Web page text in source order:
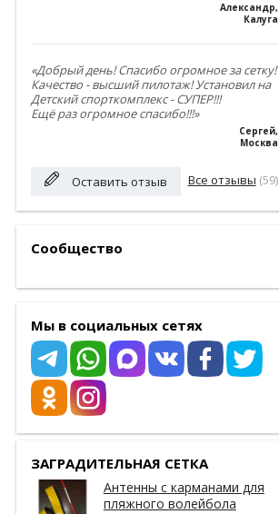
Александр,
Калуга
«Добрый день! Спасибо огромное за сетку!
Качество - высший пилотаж! Установил на
Детский спорткомплекс - СУПЕР!!!
Ещё раз огромное спасибо!!!»
Сергей,
Москва
Оставить отзыв Все отзывы (59)
Сообщество
Мы в социальных сетях
ЗАГРАДИТЕЛЬНАЯ СЕТКА
Антенны с карманами для
пляжного волейбола